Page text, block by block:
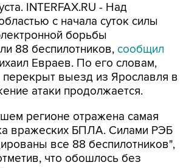
INTERFAX.RU - Над
с начала суток силы
борьбы
88 беспилотников, сообщил
Евраев. По его словам,
перекрыт выезд из Ярославля в
атаки продолжается.
регионе отражена самая
вражеских БПЛА. Силами РЭБ
все 88 беспилотников",
что обошлось без